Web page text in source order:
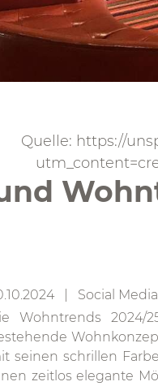
Quelle: https://
| Social
Wohntrends 2024/
seinen schrillen
zeitlos elegante